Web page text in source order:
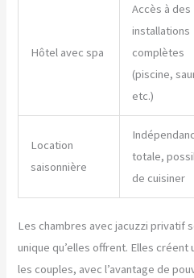
Hôtel avec spa
Accès à des
installations
complètes
(piscine,
etc.)
Location
saisonnière
totale,
de cuisiner
Les chambres avec jacuzzi privatif
unique qu’elles offrent. Elles
les couples, avec l’avantage de